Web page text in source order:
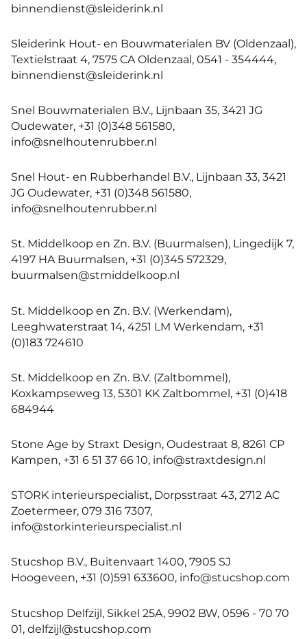
binnendienst@sleiderink.nl
Sleiderink Hout- en Bouwmaterialen BV (Oldenzaal),
Textielstraat 4, 7575 CA Oldenzaal, 0541 - 354444,
binnendienst@sleiderink.nl
Snel Bouwmaterialen B.V., Lijnbaan 35, 3421 JG
Oudewater, +31 (0)348 561580,
info@snelhoutenrubber.nl
Snel Hout- en Rubberhandel B.V., Lijnbaan 33, 3421
JG Oudewater, +31 (0)348 561580,
info@snelhoutenrubber.nl
St. Middelkoop en Zn. B.V. (Buurmalsen), Lingedijk 7,
4197 HA Buurmalsen, +31 (0)345 572329,
buurmalsen@stmiddelkoop.nl
St. Middelkoop en Zn. B.V. (Werkendam),
Leeghwaterstraat 14, 4251 LM Werkendam, +31
(0)183 724610
St. Middelkoop en Zn. B.V. (Zaltbommel),
Koxkampseweg 13, 5301 KK Zaltbommel, +31 (0)418
684944
Stone Age by Straxt Design, Oudestraat 8, 8261 CP
Kampen, +31 6 51 37 66 10, info@straxtdesign.nl
STORK interieurspecialist, Dorpsstraat 43, 2712 AC
Zoetermeer, 079 316 7307,
info@storkinterieurspecialist.nl
Stucshop B.V., Buitenvaart 1400, 7905 SJ
Hoogeveen, +31 (0)591 633600, info@stucshop.com
Stucshop Delfzijl, Sikkel 25A, 9902 BW, 0596 - 70 70
01, delfzijl@stucshop.com